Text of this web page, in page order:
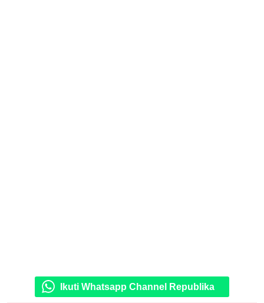
Ikuti Whatsapp Channel Republika